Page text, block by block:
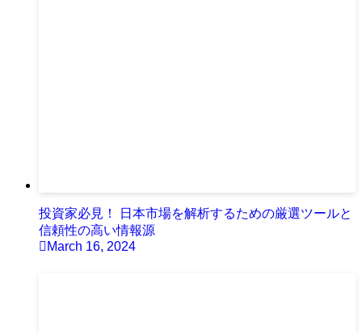
投資家必見！ 日本市場を解析するための厳選ツールと
信頼性の高い情報源
March 16, 2024